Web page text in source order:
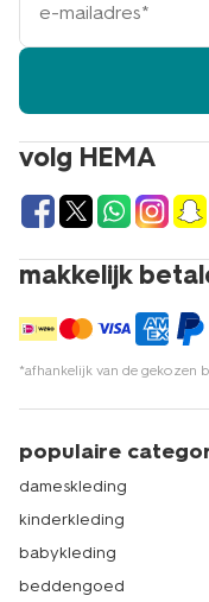
volg HEMA
makkelijk
*afhankelijk van de gekozen
mailadres
populaire
dameskleding
kinderkleding
babykleding
beddengoed